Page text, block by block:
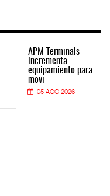
APM Terminals
incrementa
equipamiento para
movi
05 AGO 2026